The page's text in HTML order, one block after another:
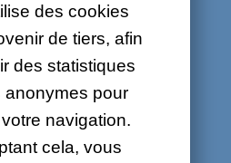
des cookies
de tiers, afin
des statistiques
anonymes pour
navigation.
cela, vous
fonctionnent pas
connexion Internet sur